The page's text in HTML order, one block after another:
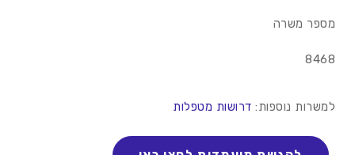
מספר משרה
8468
למשרות נוספות: דרושות מטפלות